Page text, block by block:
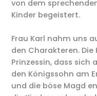
von dem
Kinder begeistert.
Frau Karl nahm uns
den Charakteren.
Prinzessin, dass sich
den Königssohn am
und die böse Magd